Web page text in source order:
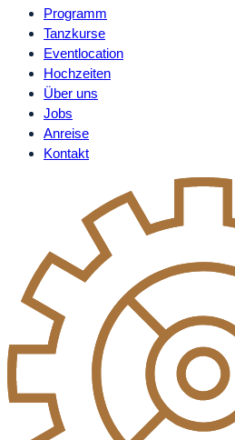
Programm
Tanzkurse
Eventlocation
Hochzeiten
Über uns
Jobs
Anreise
Kontakt